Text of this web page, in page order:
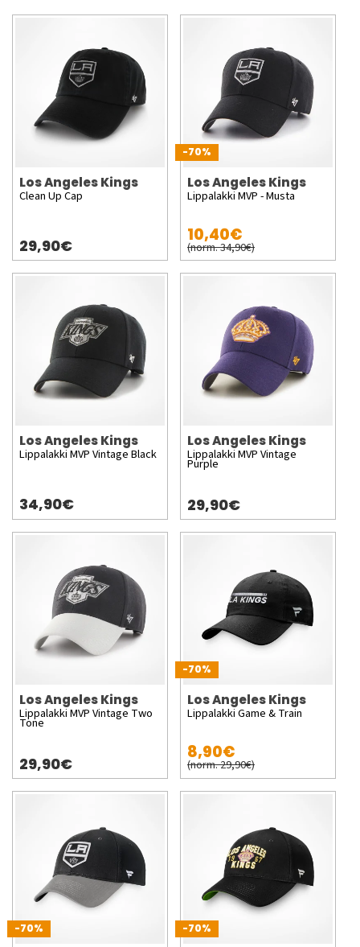
Los Angeles Kings
Clean Up Cap
29,90€
-70%
Los Angeles Kings
Lippalakki MVP - Musta
10,40€
(norm. 34,90€)
Los Angeles Kings
Lippalakki MVP Vintage Black
34,90€
Los Angeles Kings
Lippalakki MVP Vintage
Purple
29,90€
Los Angeles Kings
Lippalakki MVP Vintage Two
Tone
29,90€
-70%
Los Angeles Kings
Lippalakki Game & Train
8,90€
(norm. 29,90€)
-70% -70%